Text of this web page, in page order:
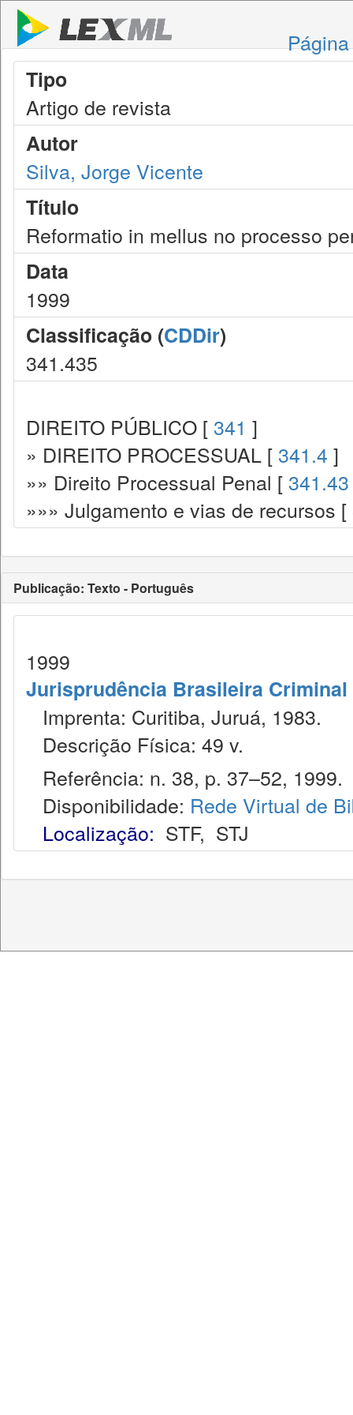
Tipo
Artigo de revista
Autor
Silva, Jorge Vicente
Título
Reformatio in mellus no processo
Data
1999
Classificação (CDDir)
341.435
DIREITO PÚBLICO [ 341 ]
» DIREITO PROCESSUAL [ 341.4 ]
»» Direito Processual Penal [ 341.43
»»» Julgamento e vias de recursos [
Publicação: Texto - Português
1999
Jurisprudência Brasileira Criminal
Imprenta: Curitiba, Juruá, 1983.
Descrição Física: 49 v.
Referência: n. 38, p. 37–52, 1999.
Disponibilidade: Rede Virtual de
Localização: STF, STJ